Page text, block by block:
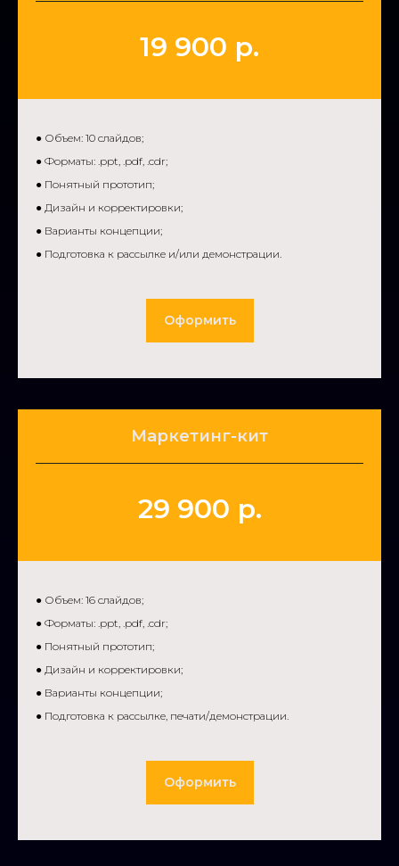
19 900 р.
● Объем: 10 слайдов;
● Форматы: .ppt, .pdf, .cdr;
● Понятный прототип;
● Дизайн и корректировки;
● Варианты концепции;
● Подготовка к рассылке и/или демонстрации.
Оформить
Маркетинг-кит
29 900 р.
● Объем: 16 слайдов;
● Форматы: .ppt, .pdf, .cdr;
● Понятный прототип;
● Дизайн и корректировки;
● Варианты концепции;
● Подготовка к рассылке, печати/демонстрации.
Оформить